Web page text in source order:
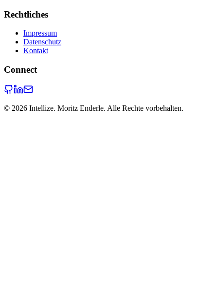
Rechtliches
Impressum
Datenschutz
Kontakt
Connect
© 2026 Intellize. Moritz Enderle. Alle Rechte vorbehalten.